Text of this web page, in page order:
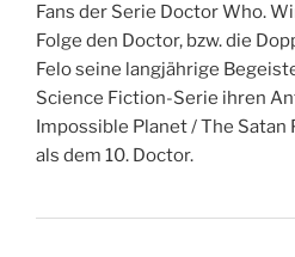
Fans der Serie Doctor Who.
Folge den Doctor, bzw. die
Felo seine langjährige
Science Fiction-Serie ihren
Impossible Planet / The Satan
als dem 10. Doctor.